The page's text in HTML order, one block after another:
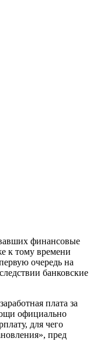
финансовые
к тому времени
очередь на
банковские
плата за
официально
для чего
пред